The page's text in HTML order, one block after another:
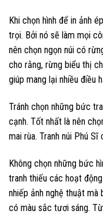
Khi chọn hình để in ảnh
trọi. Bởi nó sẽ làm mọi
nên chọn ngọn núi có
cho rằng, rừng biểu thị
giúp mang lại nhiều điều
Tránh chọn những bức
cạnh. Tốt nhất là nên
mai rùa. Tranh núi Phú
Không chọn những bức
tranh thiếu các hoạt
nhiếp ảnh nghệ thuật mà
có màu sắc tươi sáng.